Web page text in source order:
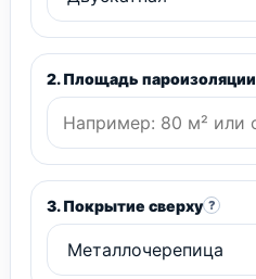
2. Площадь пароизоляции
3. Покрытие сверху ?